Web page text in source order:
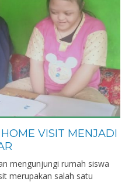
VISIT MENJADI
mengunjungi rumah siswa
merupakan salah satu